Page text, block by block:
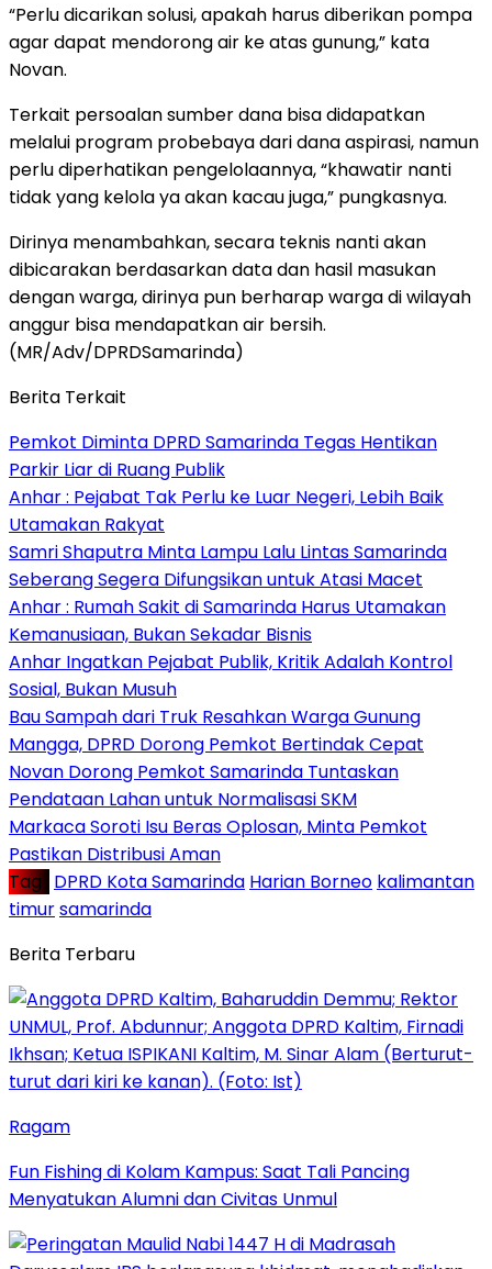
“Perlu dicarikan solusi, apakah harus diberikan pompa
agar dapat mendorong air ke atas gunung,” kata
Novan.
Terkait persoalan sumber dana bisa didapatkan
melalui program probebaya dari dana aspirasi, namun
perlu diperhatikan pengelolaannya, “khawatir nanti
tidak yang kelola ya akan kacau juga,” pungkasnya.
Dirinya menambahkan, secara teknis nanti akan
dibicarakan berdasarkan data dan hasil masukan
dengan warga, dirinya pun berharap warga di wilayah
anggur bisa mendapatkan air bersih.
(MR/Adv/DPRDSamarinda)
Berita Terkait
Pemkot Diminta DPRD Samarinda Tegas Hentikan
Parkir Liar di Ruang Publik
Anhar : Pejabat Tak Perlu ke Luar Negeri, Lebih Baik
Utamakan Rakyat
Samri Shaputra Minta Lampu Lalu Lintas Samarinda
Seberang Segera Difungsikan untuk Atasi Macet
Anhar : Rumah Sakit di Samarinda Harus Utamakan
Kemanusiaan, Bukan Sekadar Bisnis
Anhar Ingatkan Pejabat Publik, Kritik Adalah Kontrol
Sosial, Bukan Musuh
Bau Sampah dari Truk Resahkan Warga Gunung
Mangga, DPRD Dorong Pemkot Bertindak Cepat
Novan Dorong Pemkot Samarinda Tuntaskan
Pendataan Lahan untuk Normalisasi SKM
Markaca Soroti Isu Beras Oplosan, Minta Pemkot
Pastikan Distribusi Aman
Tag : DPRD Kota Samarinda Harian Borneo kalimantan
timursamarinda
Berita Terbaru
Ragam
Fun Fishing di Kolam Kampus: Saat Tali Pancing
Menyatukan Alumni dan Civitas Unmul